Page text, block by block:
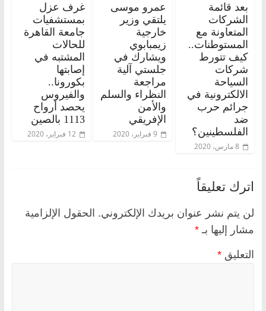
بعد قائمة
الشركات
المتعاونة مع
المستوطنات..
كيف تتورط
شركات
السياحة
الالكترونية في
جرائم حرب
ضد
الفلسطينين؟
8 مارس، 2020
عمرو موسى
يلتقي وزير
خارجية
زيمبابوي
ويشارك في
جلستي آلية
مراجعة
النظراء والسلم
والأمن
الإفريقي
9 فبراير، 2020
غرف عزل
بمستشفيات
جامعة القاهرة
للحالات
المشتبه في
إصابتها
بكورونا..
والفيروس
يحصد أرواح
1113 بالصين
12 فبراير، 2020
اترك تعليقاً
لن يتم نشر عنوان بريدك الإلكتروني. الحقول الإلزامية
مشار إليها بـ *
التعليق *